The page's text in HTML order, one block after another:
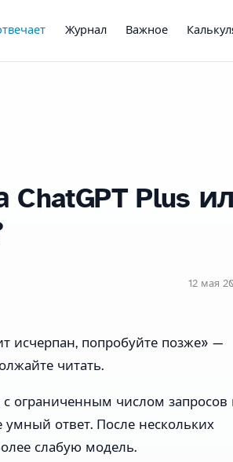
Журнал Важное
Plus
12 мая
исчерпан, попробуйте позже» —
читать.
с ограниченным числом запросов
ответ. После нескольких
слабую модель.